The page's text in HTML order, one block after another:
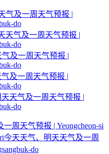
气及一周天气预报 |
do
天气及一周天气预报 |
do
及一周天气预报 |
do
及一周天气预报 |
do
天气及一周天气预报 |
do
周天气预报 | Yeongcheon-si
ri今天天气、明天天气及一周
do